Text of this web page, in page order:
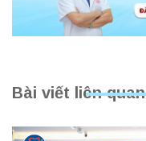
Bài viết liên quan